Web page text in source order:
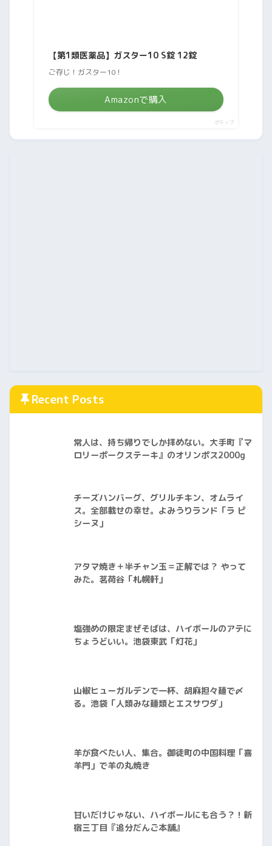
【第1類医薬品】ガスター10 S錠 12錠
ご存じ！ガスター10！
Amazonで購入
ポチップ
Recent Posts
常人は、持ち帰りでしか拝めない。大手町『マ
ロリーポークステーキ』のオリンポス2000g
チーズハンバーグ、グリルチキン、オムライ
ス。全部載せの幸せ。よみうりランド「ラ ピ
シーヌ」
アタマ焼き＋半チャン玉＝正解では？ やって
みた。茗荷谷「札幌軒」
塩強めの限定まぜそばは、ハイボールのアテに
ちょうどいい。池袋東武「灯花」
山椒ヒューガルデンで一杯、胡麻担々麺で〆
る。池袋「人類みな麺類とエスサワダ」
羊が食べたい人、集合。御徒町の中国料理「喜
羊門」で羊の丸焼き
甘いだけじゃない、ハイボールにも合う？！新
宿三丁目『追分だんご本舗』